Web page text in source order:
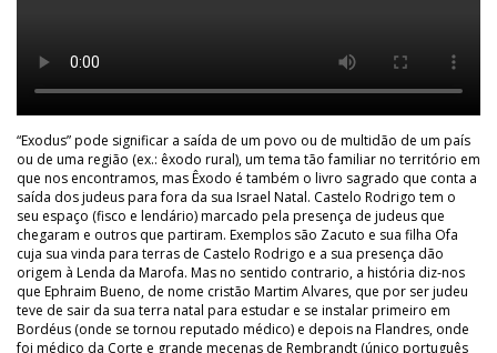
“Exodus” pode significar a saída de um povo ou de multidão de um país
ou de uma região (ex.: êxodo rural), um tema tão familiar no território em
que nos encontramos, mas Êxodo é também o livro sagrado que conta a
saída dos judeus para fora da sua Israel Natal. Castelo Rodrigo tem o
seu espaço (fisco e lendário) marcado pela presença de judeus que
chegaram e outros que partiram. Exemplos são Zacuto e sua filha Ofa
cuja sua vinda para terras de Castelo Rodrigo e a sua presença dão
origem à Lenda da Marofa. Mas no sentido contrario, a história diz-nos
que Ephraim Bueno, de nome cristão Martim Alvares, que por ser judeu
teve de sair da sua terra natal para estudar e se instalar primeiro em
Bordéus (onde se tornou reputado médico) e depois na Flandres, onde
foi médico da Corte e grande mecenas de Rembrandt (único português